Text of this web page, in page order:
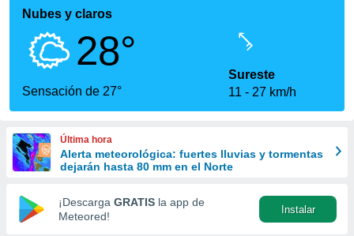
por
que se
calidad.
a este
las
y
forma
digital
basada
Nubes y claros
28°
Sensación de 27°
Sureste
11
27 km/h
Última hora
Alerta meteorológica: fuertes lluvias y tormentas
dejarán hasta 80 mm en el Norte
¡Descarga GRATIS la app de
Meteored!
Instalar